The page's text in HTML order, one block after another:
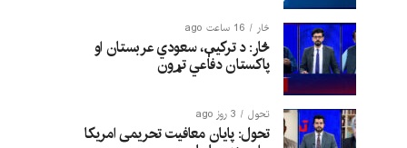
څار 16 ساعت ago
څار: د ترکیې، سعودي عربستان او
پاکستان دفاعي تړون
تحول 3 روز ago
تحول: پایان معافیت تحریمی امریکا